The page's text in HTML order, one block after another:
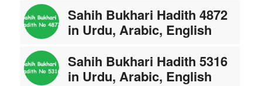
Sahih Bukhari Hadith 4872
in Urdu, Arabic, English
Sahih Bukhari Hadith 5316
in Urdu, Arabic, English